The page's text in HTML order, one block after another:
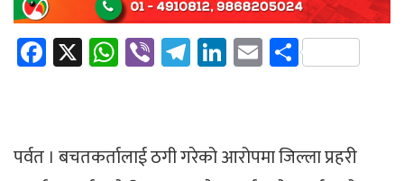
Facebook
X WhatsApp
ViberTelegram
LinkedIn
EmailShare
पर्वत । बचतकर्तालाई ठगी गरेको आरोपमा जिल्ला प्रहरी